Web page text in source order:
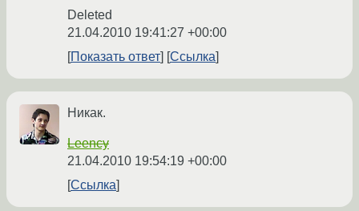
Deleted
21.04.2010 19:41:27 +00:00
Показать ответ
Ссылка
Никак.
Leency
21.04.2010 19:54:19 +00:00
Ссылка